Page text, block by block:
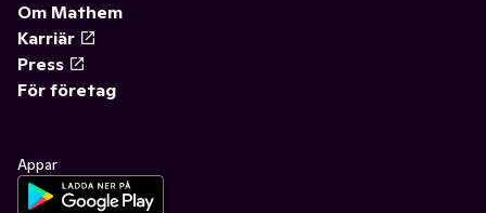
Om Mathem
Karriär
Press
För företag
Appar